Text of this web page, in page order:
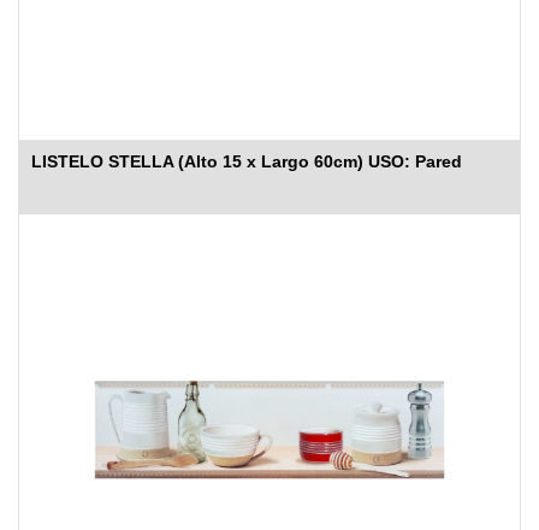
LISTELO STELLA (Alto 15 x Largo 60cm) USO: Pared